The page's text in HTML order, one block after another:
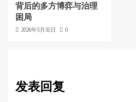
背后的多方博弈与治理
困局
2026年5月31日 0
发表回复